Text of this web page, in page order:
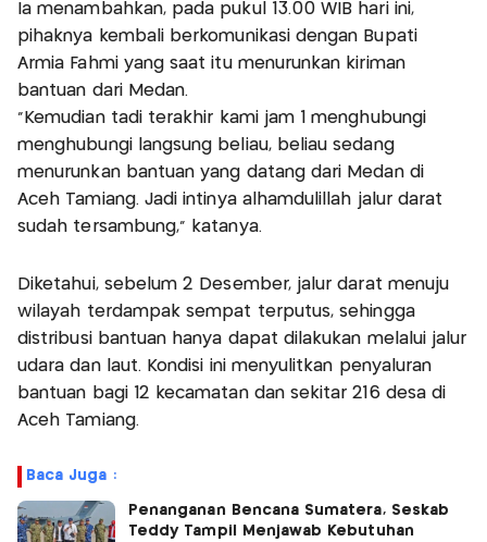
Ia menambahkan, pada pukul 13.00 WIB hari ini,
pihaknya kembali berkomunikasi dengan Bupati
Armia Fahmi yang saat itu menurunkan kiriman
bantuan dari Medan.
“Kemudian tadi terakhir kami jam 1 menghubungi
menghubungi langsung beliau, beliau sedang
menurunkan bantuan yang datang dari Medan di
Aceh Tamiang. Jadi intinya alhamdulillah jalur darat
sudah tersambung,” katanya.
Diketahui, sebelum 2 Desember, jalur darat menuju
wilayah terdampak sempat terputus, sehingga
distribusi bantuan hanya dapat dilakukan melalui jalur
udara dan laut. Kondisi ini menyulitkan penyaluran
bantuan bagi 12 kecamatan dan sekitar 216 desa di
Aceh Tamiang.
Baca Juga :
Penanganan Bencana Sumatera, Seskab
Teddy Tampil Menjawab Kebutuhan